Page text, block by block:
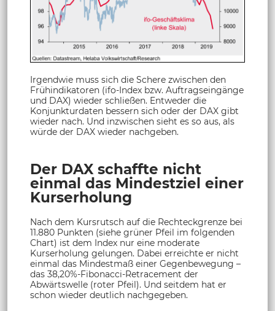
Irgendwie muss sich die Schere zwischen den
Frühindikatoren (ifo-Index bzw. Auftragseingänge
und DAX) wieder schließen. Entweder die
Konjunkturdaten bessern sich oder der DAX gibt
wieder nach. Und inzwischen sieht es so aus, als
würde der DAX wieder nachgeben.
Der DAX schaffte nicht
einmal das Mindestziel einer
Kurserholung
Nach dem Kursrutsch auf die Rechteckgrenze bei
11.880 Punkten (siehe grüner Pfeil im folgenden
Chart) ist dem Index nur eine moderate
Kurserholung gelungen. Dabei erreichte er nicht
einmal das Mindestmaß einer Gegenbewegung –
das 38,20%-Fibonacci-Retracement der
Abwärtswelle (roter Pfeil). Und seitdem hat er
schon wieder deutlich nachgegeben.